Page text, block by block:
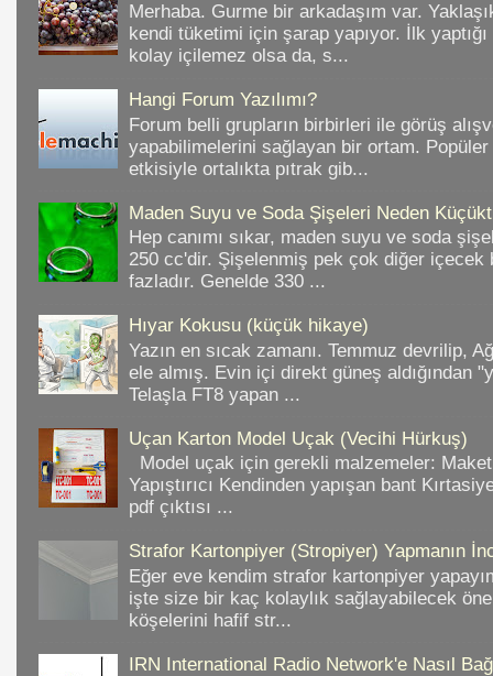
Merhaba. Gurme bir arkadaşım var.
kendi tüketimi için şarap yapıyor. İlk
kolay içilemez olsa da, s...
Hangi Forum Yazılımı?
Forum belli grupların birbirleri ile görüş
yapabilimelerini sağlayan bir ortam. Popüler
etkisiyle ortalıkta pıtrak gib...
Maden Suyu ve Soda Şişeleri Neden
Hep canımı sıkar, maden suyu ve soda
250 cc'dir. Şişelenmiş pek çok diğer içecek
fazladır. Genelde 330 ...
Hıyar Kokusu (küçük hikaye)
Yazın en sıcak zamanı. Temmuz devrilip,
ele almış. Evin içi direkt güneş aldığından
Telaşla FT8 yapan ...
Uçan Karton Model Uçak (Vecihi Hürkuş)
Model uçak için gerekli malzemeler: Maket
Yapıştırıcı Kendinden yapışan bant
pdf çıktısı ...
Strafor Kartonpiyer (Stropiyer) Yapmanın
Eğer eve kendim strafor kartonpiyer
işte size bir kaç kolaylık sağlayabilecek
köşelerini hafif str...
IRN International Radio Network'e Nasıl